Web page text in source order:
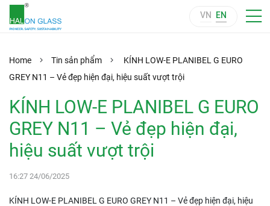
VN EN
Home Tin sản phẩm
KÍNH LOW-E PLANIBEL G EURO
GREY N11 – Vẻ đẹp hiện đại, hiệu suất vượt trội
KÍNH LOW-E PLANIBEL G EURO
GREY N11 – Vẻ đẹp hiện đại,
hiệu suất vượt trội
16:27 24/06/2025
KÍNH LOW-E PLANIBEL G EURO GREY N11 – Vẻ đẹp hiện đại, hiệu